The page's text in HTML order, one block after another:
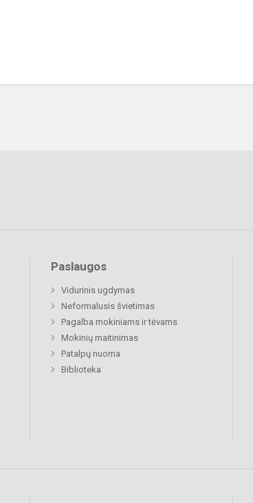
Paslaugos
Vidurinis ugdymas
Neformalusis švietimas
Pagalba mokiniams ir tėvams
Mokinių maitinimas
Patalpų nuoma
Biblioteka